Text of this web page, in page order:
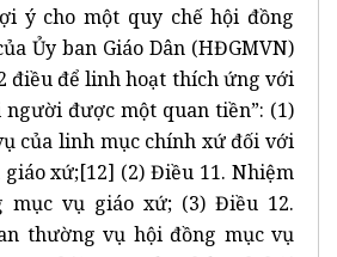
ý cho một quy chế hội đồng
Ủy ban Giáo Dân (HĐGMVN)
điều để linh hoạt thích ứng với
người được một quan tiền”: (1)
của linh mục chính xứ đối với
xứ;[12] (2) Điều 11. Nhiệm
mục vụ giáo xứ; (3) Điều 12.
thường vụ hội đồng mục vụ